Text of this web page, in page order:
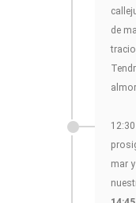
de
mar